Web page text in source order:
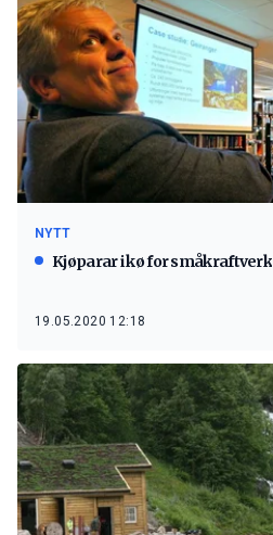
NYTT
Kjøparar i kø for småkraftverk
19.05.2020 12:18